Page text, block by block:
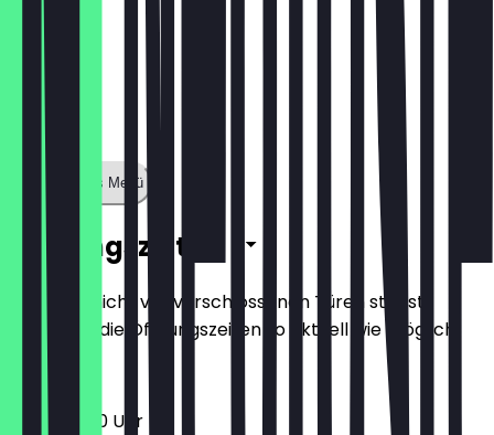
Zeige ganzes Menü
Öffnungszeiten
Damit du nicht vor verschlossenen Türen stehst,
halten wir die Öffnungszeiten so aktuell wie möglich.
11:30 - 22:00 Uhr